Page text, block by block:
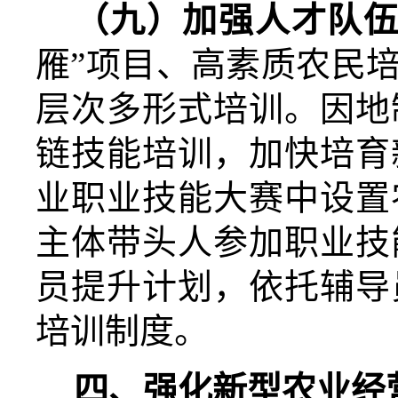
（九）加强人才队
雁”项目、高素质农民
层次多形式培训。因
链技能培训， 加快培
业职业技能大赛中设
主体带头人参加职业
员提升计划，依托辅
培训制度。
四、强化新型农业